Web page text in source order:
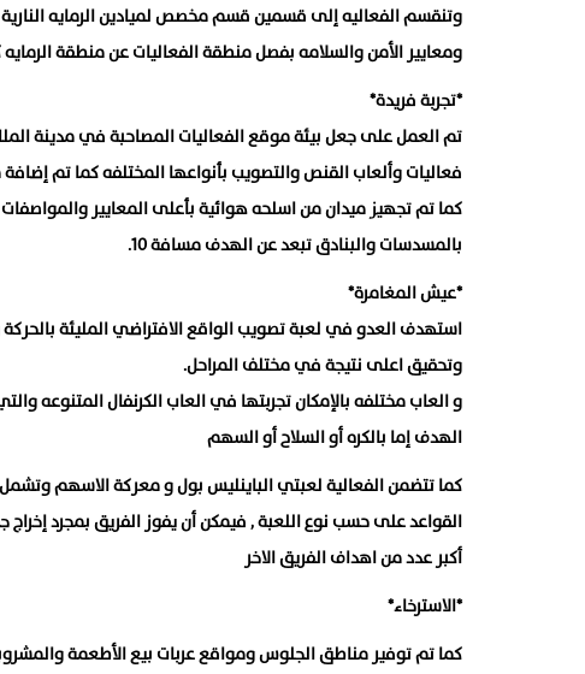
وتنقسم الفعاليه إلى قسمين قسم مخصص لميادين الرمايه
ومعايير الأمن والسلامه بفصل منطقة الفعاليات عن منطقة
*تجربة فريدة*
تم العمل على جعل بيئة موقع الفعاليات المصاحبة في مدينة
فعاليات وألعاب القنص والتصويب بأنواعها المختلفه كما تم
بالمسدسات والبنادق تبعد عن الهدف مسافة 10.
*عيش المغامرة*
استهدف العدو في لعبة تصويب الواقع الافتراضي المليئة
وتحقيق اعلى نتيجة في مختلف المراحل.
و العاب مختلفه بالإمكان تجربتها في العاب الكرنفال المتنوعه
الهدف إما بالكره أو السلاح أو السهم
كما تتضمن الفعالية لعبتي الباينليس بول و معركة الاسهم
القواعد على حسب نوع اللعبة , فيمكن أن يفوز الفريق بمجرد
أكبر عدد من اهداف الفريق الاخر
*الاسترخاء*
كما تم توفير مناطق الجلوس ومواقع عربات بيع الأطعمة